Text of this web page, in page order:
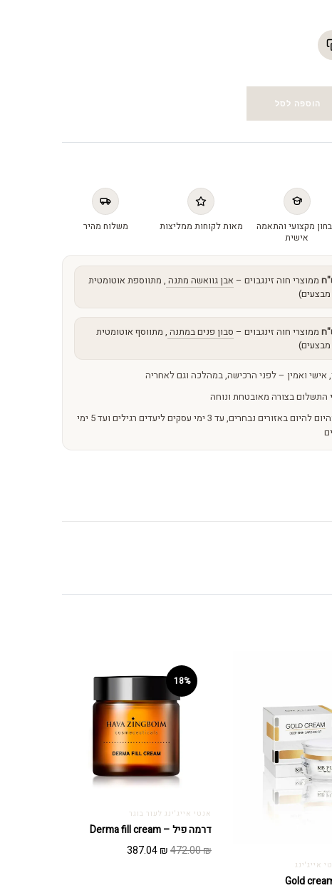
הוספה לסל
מקצועי והתאמה
אישית
מאות לקוחות ממליצות משלוח מהיר
ממוצרי חוה זינגבוים – אבן גוואשה מתנה , מתווספת אוטומטית
ממוצרי חוה זינגבוים – סבון פנים במתנה , מתווסף אוטומטית
אישי ואמין – לפני הרכישה, במהלכה וגם לאחריה
בצורה מאובטחת ונוחה
משלוחים מהירים – מהיום להיום באזורים נבחרים, עד 3 ימי עסקים ליעדים רגילים ועד 5 ימי
אייג'ינג
18%
אנטי אייג'ינג לעור בוגר
דרמה פיל – Derma fill cream
472.00₪
המחיר
387.04₪
המחיר